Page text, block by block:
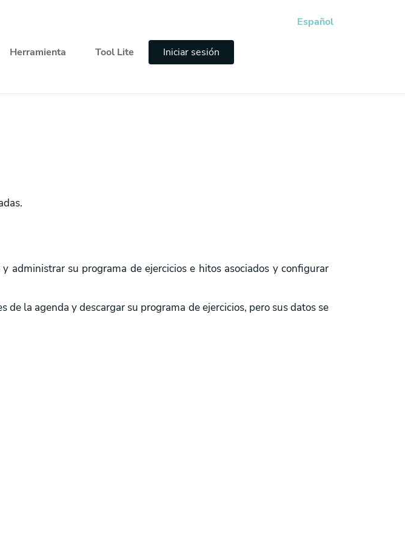
Herramienta Tool Lite
Iniciar sesión
Español
administrar su programa de ejercicios e hitos asociados y configurar
de la agenda y descargar su programa de ejercicios, pero sus datos se